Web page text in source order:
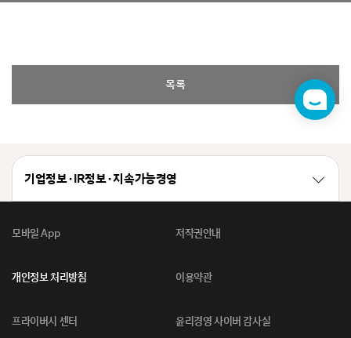
목록
챗
봇
기업정보 · IR정보 · 지속가능경영
모바일 App 저작권안내
개인정보 처리방침 이용약관
프라이버시 센터 윤리경영 사이버 감사실